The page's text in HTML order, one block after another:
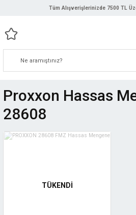
Tüm Alışverişlerinizde 7500 TL
Proxxon Hassas
28608
TÜKENDİ